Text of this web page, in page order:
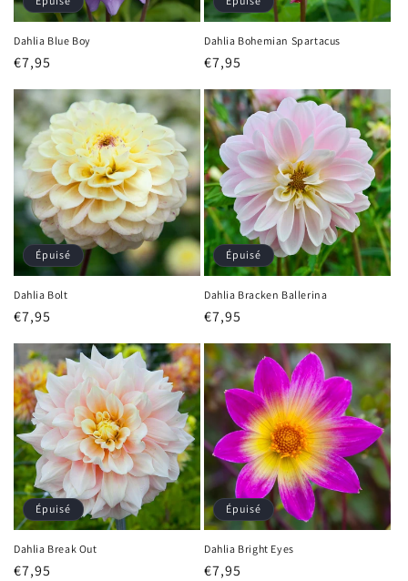
Dahlia Blue Boy
Prix
habituel
€7,95
Dahlia Bohemian Spartacus
Prix
habituel
€7,95
Épuisé
Dahlia Bolt
Prix
habituel
€7,95
Épuisé
Dahlia Bracken Ballerina
Prix
habituel
€7,95
Épuisé
Dahlia Break Out
Prix
€7,95
Épuisé
Dahlia Bright Eyes
Prix
€7,95